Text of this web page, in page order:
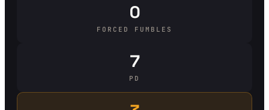
0
FORCED FUMBLES
7
PD